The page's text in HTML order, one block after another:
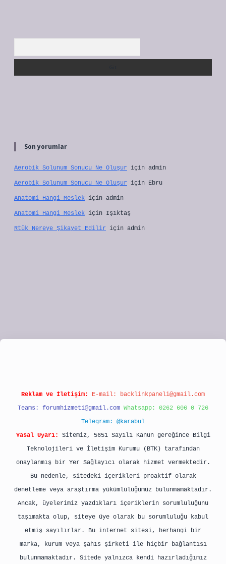
Son yorumlar
Aerobik Solunum Sonucu Ne Oluşur için admin
Aerobik Solunum Sonucu Ne Oluşur için Ebru
Anatomi Hangi Meslek için admin
Anatomi Hangi Meslek için Işıktaş
Rtük Nereye Şikayet Edilir için admin
Reklam ve İletişim: E-mail: backlinkpaneli@gmail.com
Teams: forumhizmeti@gmail.com Whatsapp: 0262 606 0 726
Telegram: @karabul
Yasal Uyarı:
Sitemiz, 5651 Sayılı Kanun gereğince Bilgi
Teknolojileri ve İletişim Kurumu (BTK) tarafından
onaylanmış bir Yer Sağlayıcı olarak hizmet vermektedir.
Bu nedenle, sitedeki içerikleri proaktif olarak
denetleme veya araştırma yükümlülüğümüz bulunmamaktadır.
Ancak, üyelerimiz yazdıkları içeriklerin sorumluluğunu
taşımakta olup, siteye üye olarak bu sorumluluğu kabul
etmiş sayılırlar. Bu internet sitesi, herhangi bir
marka, kurum veya şahıs şirketi ile hiçbir bağlantısı
bulunmamaktadır. Sitede yalnızca kendi hazırladığımız